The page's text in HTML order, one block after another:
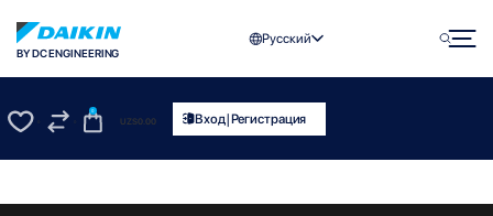
BY DC ENGINEERING
Русский
0
UZS0.00 Вход|Регистрация